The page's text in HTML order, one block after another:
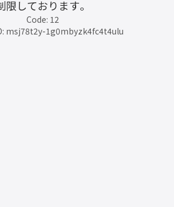
限しております。
Code: 12
msj78t2y-1g0mbyzk4fc4t4ulu